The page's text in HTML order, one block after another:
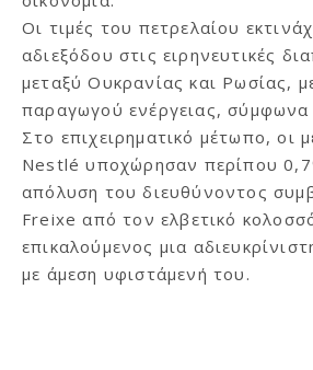
Οι τιμές του πετρελαίου
αδιεξόδου στις ειρηνευτικές
μεταξύ Ουκρανίας και Ρωσίας,
παραγωγού ενέργειας, σύμφωνα
Στο επιχειρηματικό μέτωπο, οι
Nestlé υποχώρησαν περίπου
απόλυση του διευθύνοντος
Freixe από τον ελβετικό
επικαλούμενος μια
με άμεση υφιστάμενή του.